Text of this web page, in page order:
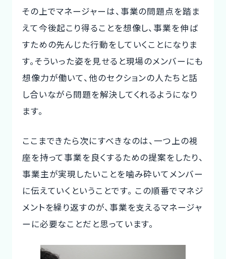
その上でマネージャーは、事業の問題点を踏ま
えて今後起こり得ることを想像し、事業を伸ば
すための先んじた行動をしていくことになりま
す。そういった姿を見せると現場のメンバーにも
想像力が働いて、他のセクションの人たちと話
し合いながら問題を解決してくれるようになり
ます。
ここまできたら次にすべきなのは、一つ上の視
座を持って事業を良くするための提案をしたり、
事業主が実現したいことを噛み砕いてメンバー
に伝えていくということです。 この順番でマネジ
メントを繰り返すのが、事業を支えるマネージャ
ーに必要なことだと思っています。